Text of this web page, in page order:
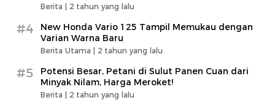
Berita | 2 tahun yang lalu
#4
New Honda Vario 125 Tampil Memukau dengan
Varian Warna Baru
Berita Utama | 2 tahun yang lalu
#5
Potensi Besar, Petani di Sulut Panen Cuan dari
Minyak Nilam, Harga Meroket!
Berita | 2 tahun yang lalu